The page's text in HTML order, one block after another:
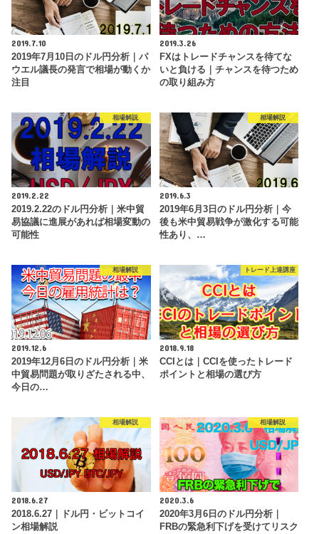
2019.7.10
2019年7月10日のドル円分析｜パ
ウエル議長の発言で相場が動くか
注目
2019.3.26
FXはトレードチャンスを待てな
いと負ける｜チャンスを待つため
の取り組み方
相場解説
2019.2.22
2019.2.22のドル円分析｜米中貿
易協議に進展があれば相場変動の
可能性
相場解説
2019.6.3
2019年6月3日のドル円分析｜今
後も米中貿易戦争が激化する可能
性あり、…
相場解説
2019.12.6
2019年12月6日のドル円分析｜米
中貿易問題が取りざたされる中、
今日の…
トレード上達講座
2018.9.18
CCIとは｜CCIを使ったトレード
ポイントと相場の選び方
相場解説
2018.6.27
2018.6.27｜ドル円・ビットコイ
ン相場解説
相場解説
2020.3.6
2020年3月6日のドル円分析｜
FRBの緊急利下げを受けてリスク